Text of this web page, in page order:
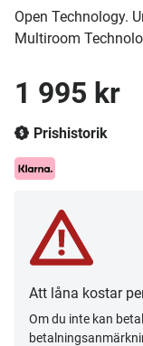
Open Technology.
Multiroom
1 995 kr
Prishistorik
Att låna kostar
Om du inte kan